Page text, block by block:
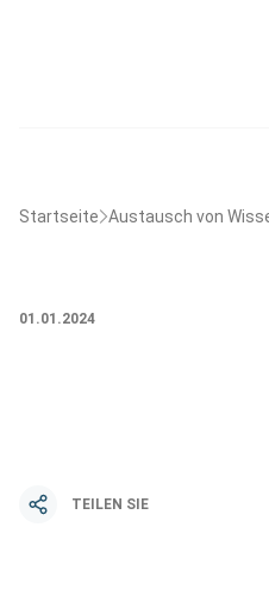
Startseite Austausch von
01.01.2024
TEILEN SIE